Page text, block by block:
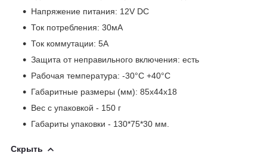
Напряжение питания: 12V DC
Ток потребления: 30мA
Ток коммутации: 5А
Защита от неправильного включения: есть
Рабочая температура: -30°С +40°С
Габаритные размеры (мм): 85х44х18
Вес с упаковкой - 150 г
Габариты упаковки - 130*75*30 мм.
Скрыть